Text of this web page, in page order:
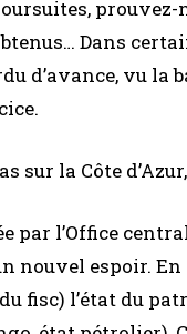
prouvez-
Dans
d’avance, vu la
sur la Côte
par l’Office
nouvel espoir.
fisc) l’état du